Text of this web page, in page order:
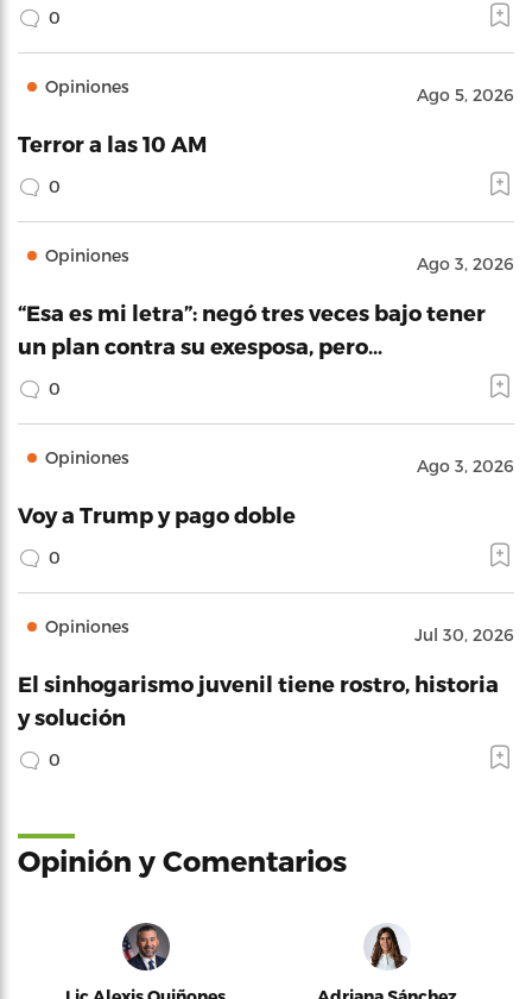
0
Opiniones Ago 5, 2026
Terror a las 10 AM
0
Opiniones Ago 3, 2026
“Esa es mi letra”: negó tres veces bajo tener
un plan contra su exesposa, pero…
0
Opiniones Ago 3, 2026
Voy a Trump y pago doble
0
Opiniones Jul 30, 2026
El sinhogarismo juvenil tiene rostro, historia
y solución
0
Opinión y Comentarios